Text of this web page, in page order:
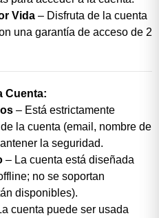
Vida – Disfruta de la cuenta
una garantía de acceso de 2
Cuenta:
– Está estrictamente
la cuenta (email, nombre de
la seguridad.
– La cuenta está diseñada
no se soportan
disponibles).
cuenta puede ser usada